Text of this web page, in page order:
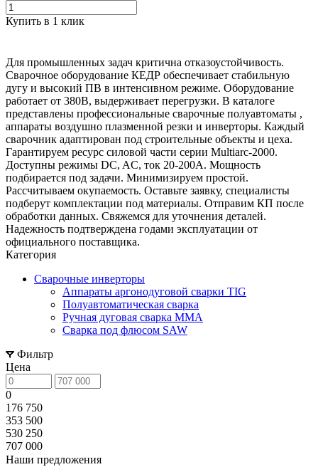
Купить в 1 клик
Для промышленных задач критична отказоустойчивость.
Сварочное оборудование КЕДР обеспечивает стабильную
дугу и высокий ПВ в интенсивном режиме. Оборудование
работает от 380В, выдерживает перегрузки. В каталоге
представлены профессиональные сварочные полуавтоматы ,
аппараты воздушно плазменной резки и инверторы. Каждый
сварочник адаптирован под строительные объекты и цеха.
Гарантируем ресурс силовой части серии Multiarc-2000.
Доступны режимы DC, AC, ток 20-200А. Мощность
подбирается под задачи. Минимизируем простой.
Рассчитываем окупаемость. Оставьте заявку, специалисты
подберут комплектации под материалы. Отправим КП после
обработки данных. Свяжемся для уточнения деталей.
Надежность подтверждена годами эксплуатации от
официального поставщика.
Категория
Сварочные инверторы
Аппараты аргонодуговой сварки TIG
Полуавтоматическая сварка
Ручная дуговая сварка MMA
Сварка под флюсом SAW
Фильтр
Цена
0
176 750
353 500
530 250
707 000
Наши предложения